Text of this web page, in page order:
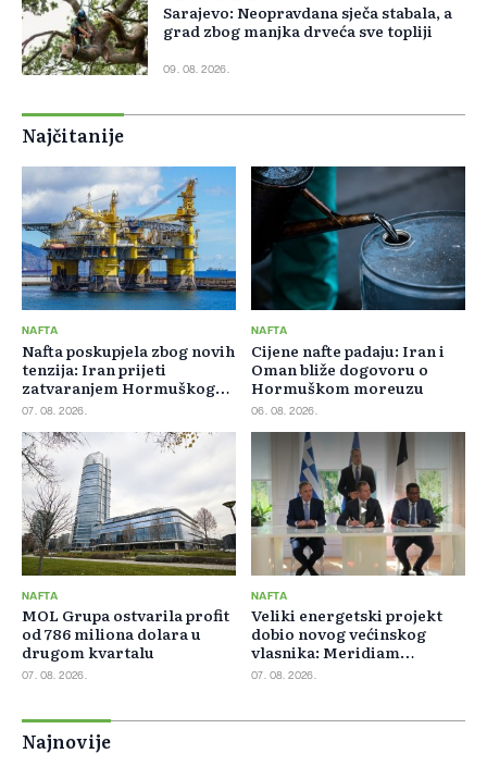
Sarajevo: Neopravdana sječa stabala, a
grad zbog manjka drveća sve topliji
09. 08. 2026.
Najčitanije
NAFTA
Nafta poskupjela zbog novih
tenzija: Iran prijeti
zatvaranjem Hormuškog
moreuza
07. 08. 2026.
NAFTA
Cijene nafte padaju: Iran i
Oman bliže dogovoru o
Hormuškom moreuzu
06. 08. 2026.
NAFTA
MOL Grupa ostvarila profit
od 786 miliona dolara u
drugom kvartalu
07. 08. 2026.
NAFTA
Veliki energetski projekt
dobio novog većinskog
vlasnika: Meridiam
preuzeo 66 posto GSI-ja
07. 08. 2026.
Najnovije